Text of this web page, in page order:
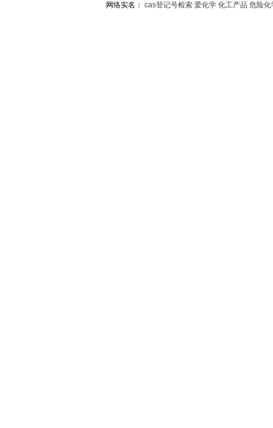
网络实名： cas登记号检索 爱化学 化工产品 危险化